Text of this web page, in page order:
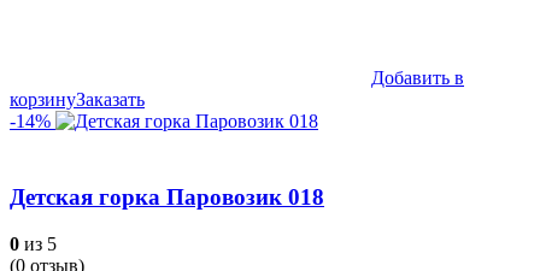
Добавить в
корзинуЗаказать
-14%
Детская горка Паровозик 018
0 из 5
(0 отзыв)